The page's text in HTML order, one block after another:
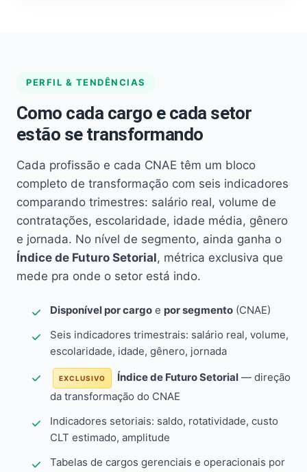
PERFIL & TENDÊNCIAS
Como cada cargo e cada setor
estão se transformando
Cada profissão e cada CNAE têm um bloco
completo de transformação com seis indicadores
comparando trimestres: salário real, volume de
contratações, escolaridade, idade média, gênero
e jornada. No nível de segmento, ainda ganha o
Índice de Futuro Setorial, métrica exclusiva que
mede pra onde o setor está indo.
Disponível por cargo e por segmento (CNAE)
Seis indicadores trimestrais: salário real, volume,
escolaridade, idade, gênero, jornada
EXCLUSIVO Índice de Futuro Setorial — direção
da transformação do CNAE
Indicadores setoriais: saldo, rotatividade, custo
CLT estimado, amplitude
Tabelas de cargos gerenciais e operacionais por